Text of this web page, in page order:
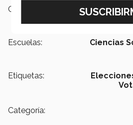
Campus:
Escuelas: Ciencias
Etiquetas:
Categoría: